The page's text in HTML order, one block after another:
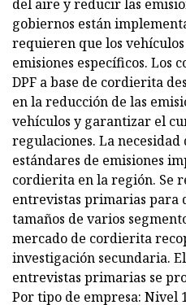
del aire y reducir las
gobiernos están
requieren que los
emisiones específicos. Los
DPF a base de cordierita
en la reducción de las
vehículos y garantizar el
regulaciones. La
estándares de emisiones
cordierita en la región. Se
entrevistas primarias
tamaños de varios
mercado de cordierita
investigación secundaria.
entrevistas primarias se
Por tipo de empresa: Nivel